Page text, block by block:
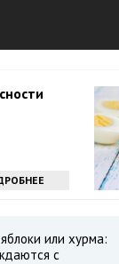
или хурма:
с